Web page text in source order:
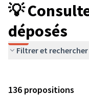
💡
déposés
Filtrer et rechercher
136 propositions